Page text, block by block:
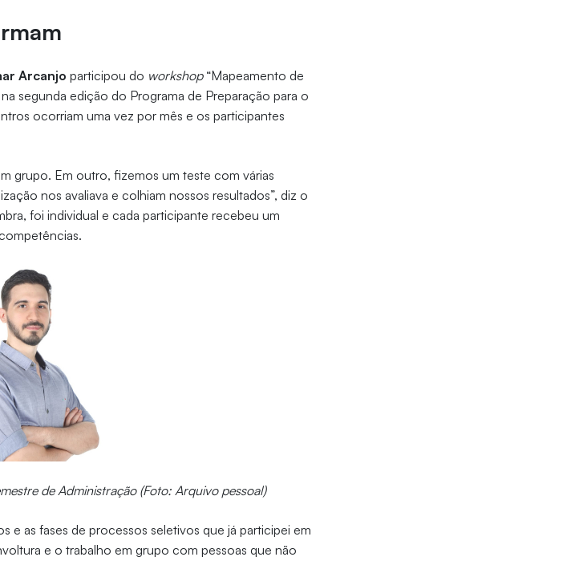
Arcanjo participou do workshop“Mapeamento de
segunda edição do Programa de Preparação para o
ocorriam uma vez por mês e os participantes
grupo. Em outro, fizemos um teste com várias
nos avaliava e colhiam nossos resultados”, diz o
foi individual e cada participante recebeu um
de Administração (Foto: Arquivo pessoal)
e as fases de processos seletivos que já participei em
e o trabalho em grupo com pessoas que não